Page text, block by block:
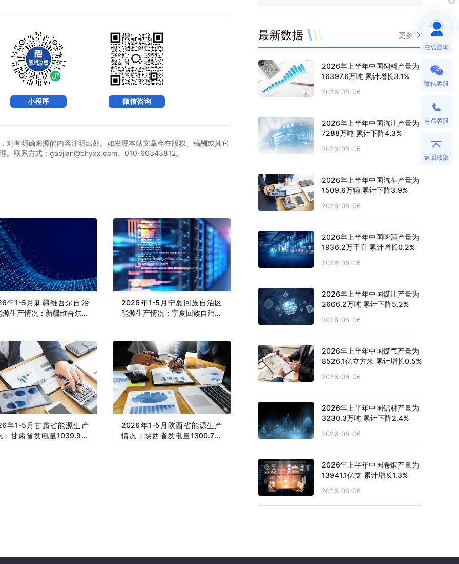
小程序 微信咨询
对有明确来源的内容注明出处。如发现本站文章存在版权、稿酬或其它
。联系方式：gaojian@chyxx.com、010-60343812。
年1-5月新疆维吾尔自治
源生产情况：新疆维吾尔自
2026年1-5月宁夏回族自治区
能源生产情况：宁夏回族自治区
年1-5月甘肃省能源生产
：甘肃省发电量1039.9亿
2026年1-5月陕西省能源生产
情况：陕西省发电量1300.7亿
最新数据 更多
2026年上半年中国饲料产量为
16397.6万吨 累计增长3.1%
2026-08-06
2026年上半年中国汽油产量为
7288万吨 累计下降4.3%
2026-08-06
2026年上半年中国汽车产量为
1509.6万辆 累计下降3.9%
2026-08-06
2026年上半年中国啤酒产量为
1936.2万千升 累计增长0.2%
2026-08-06
2026年上半年中国煤油产量为
2666.2万吨 累计下降5.2%
2026-08-06
2026年上半年中国煤气产量为
8526.1亿立方米 累计增长0.5%
2026-08-06
2026年上半年中国铝材产量为
3230.3万吨 累计下降2.4%
2026-08-06
2026年上半年中国卷烟产量为
13941.1亿支 累计增长1.3%
2026-08-06
在线咨询
微信客服
电话客服
返回顶部